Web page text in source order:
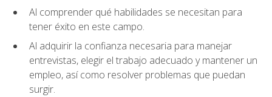
Al comprender qué habilidades se necesitan para
tener éxito en este campo.
Al adquirir la confianza necesaria para manejar
entrevistas, elegir el trabajo adecuado y mantener un
empleo, así como resolver problemas que puedan
surgir.